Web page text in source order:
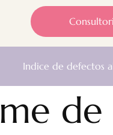
Indice de defectos